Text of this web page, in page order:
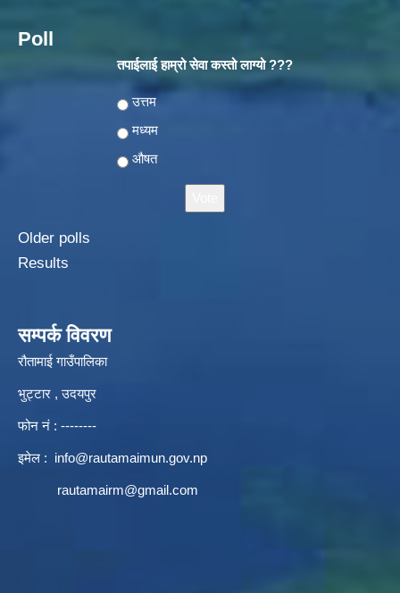
Poll
तपाईलाई हाम्रो सेवा कस्तो लाग्यो ???
Choices
उत्तम
मध्यम
औषत
Older polls
Results
सम्पर्क विवरण
रौतामाई गाउँपालिका
भुट्टार , उदयपुर
फोन नं : --------
इमेल : info@rautamaimun.gov.np
rautamairm@gmail.com